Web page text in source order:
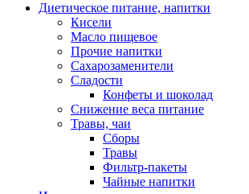
Диетическое питание, напитки
Кисели
Масло пищевое
Прочие напитки
Сахарозаменители
Сладости
Конфеты и шоколад
Снижение веса питание
Травы, чаи
Сборы
Травы
Фильтр-пакеты
Чайные напитки